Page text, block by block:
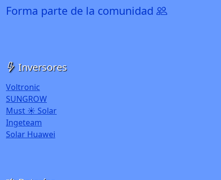
Forma parte de la comunidad
Inversores
Voltronic
SUNGROW
Must ☀️ Solar
Ingeteam
Solar Huawei